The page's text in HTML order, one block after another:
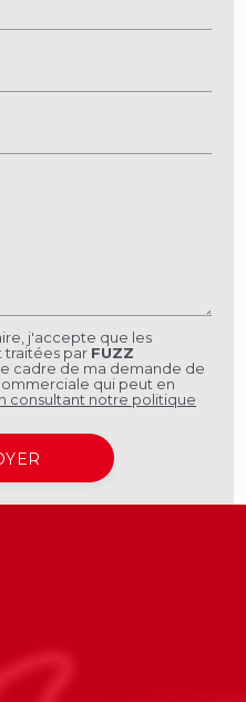
j'accepte que les
traitées par FUZZ
cadre de ma demande de
qui peut en
consultant notre politique